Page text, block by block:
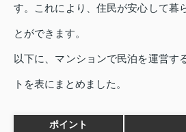
す。これにより、住民が安心して暮
とができます。
以下に、マンションで民泊を運営す
トを表にまとめました。
ポイント